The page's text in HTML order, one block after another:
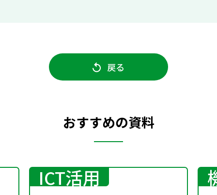
戻る
おすすめの資料
ICT活用